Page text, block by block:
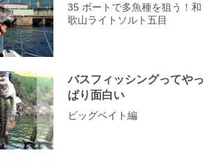
35 ボートで多魚種を狙う！和
歌山ライトソルト五目
バスフィッシングってやっ
ぱり面白い
ビッグベイト編